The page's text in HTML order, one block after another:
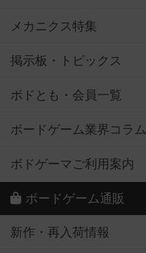
メカニクス特集
掲示板・トピックス
ボドとも・会員一覧
ボードゲーム業界コラム
ボドゲーマご利用案内
ボードゲーム通販
新作・再入荷情報